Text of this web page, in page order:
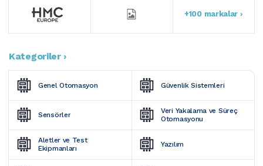
+100 markalar ›
Kategoriler ›
Genel Otomasyon Güvenlik Sistemleri
Sensörler
Veri Yakalama ve Süreç
Otomasyonu
Aletler ve Test
Ekipmanları
Yazılım